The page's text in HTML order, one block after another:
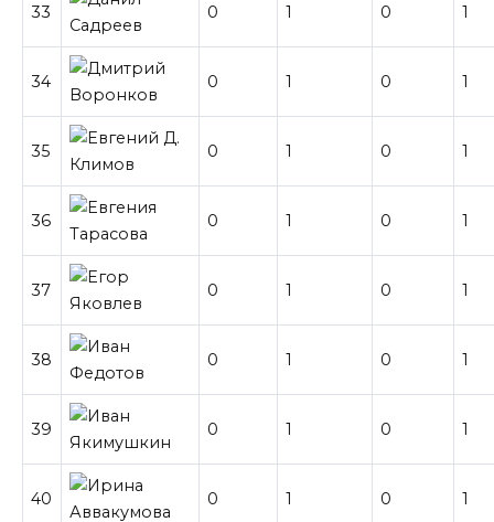
33 0 1 0 1
34 0 1 0 1
35 0 1 0 1
36 0 1 0 1
37 0 1 0 1
38 0 1 0 1
39 0 1 0 1
40 0 1 0 1